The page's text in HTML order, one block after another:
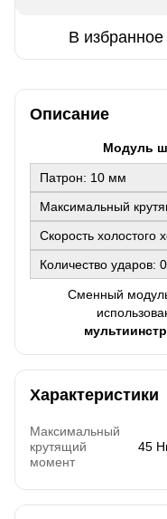
В избранное
Описание
Модуль
Патрон: 10 мм
Максимальный
Скорость холостого
Количество ударов:
Сменный
Характеристики
Максимальный
крутящий
момент
45